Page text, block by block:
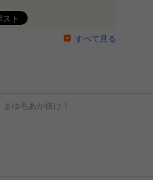
すべて見る
ゆ毛あか抜け！